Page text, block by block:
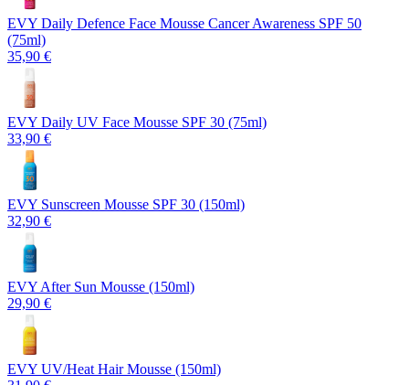
EVY Daily Defence Face Mousse Cancer Awareness SPF 50
(75ml)
35,90 €
EVY Daily UV Face Mousse SPF 30 (75ml)
33,90 €
EVY Sunscreen Mousse SPF 30 (150ml)
32,90 €
EVY After Sun Mousse (150ml)
29,90 €
EVY UV/Heat Hair Mousse (150ml)